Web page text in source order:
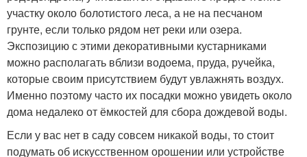
участку около болотистого леса, а не на песчаном
грунте, если только рядом нет реки или озера.
Экспозицию с этими декоративными кустарниками
можно располагать вблизи водоема, пруда, ручейка,
которые своим присутствием будут увлажнять воздух.
Именно поэтому часто их посадки можно увидеть около
дома недалеко от ёмкостей для сбора дождевой воды.
Если у вас нет в саду совсем никакой воды, то стоит
подумать об искусственном орошении или устройстве